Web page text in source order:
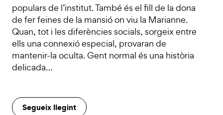
populars de l’institut. També és el fill de la dona
de fer feines de la mansió on viu la Marianne.
Quan, tot i les diferències socials, sorgeix entre
ells una connexió especial, provaran de
mantenir-la oculta. Gent normal és una història
delicada…
Segueix llegint